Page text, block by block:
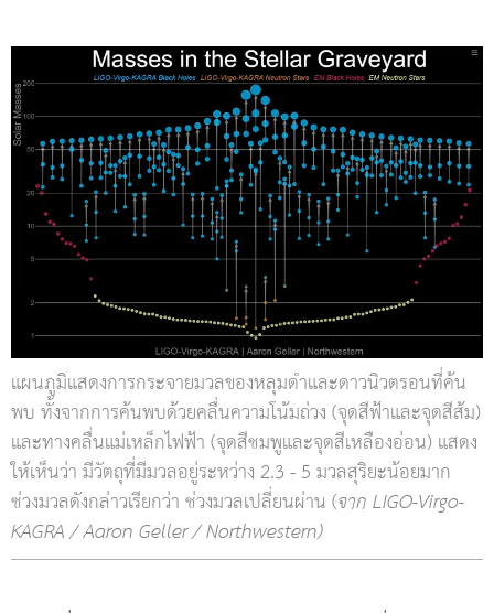
แผนภูมิแสดงการกระจายมวลของหลุมดำและดาวนิวตรอนที่ค้น
พบ ทั้งจากการค้นพบด้วยคลื่นความโน้มถ่วง (จุดสีฟ้าและจุดสีส้ม)
และทางคลื่นแม่เหล็กไฟฟ้า (จุดสีชมพูและจุดสีเหลืองอ่อน) แสดง
ให้เห็นว่า มีวัตถุที่มีมวลอยู่ระหว่าง 2.3 - 5 มวลสุริยะน้อยมาก
ช่วงมวลดังกล่าวเรียกว่า ช่วงมวลเปลี่ยนผ่าน (จาก LIGO-Virgo-
KAGRA / Aaron Geller / Northwestern)